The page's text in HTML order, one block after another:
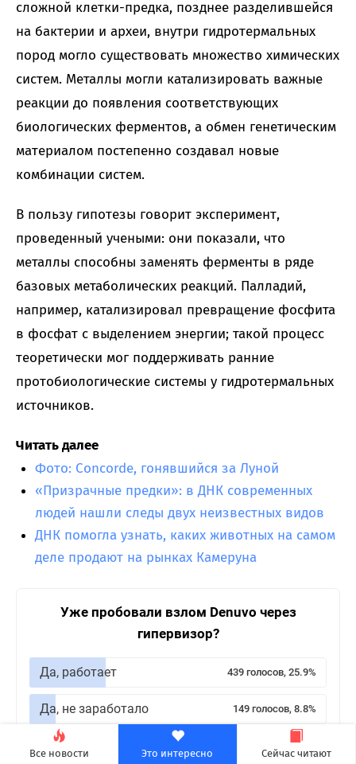
Все новости Это интересно Сейчас читают
сложной клетки-предка, позднее разделившейся
на бактерии и археи, внутри гидротермальных
пород могло существовать множество химических
систем. Металлы могли катализировать важные
реакции до появления соответствующих
биологических ферментов, а обмен генетическим
материалом постепенно создавал новые
комбинации систем.
В пользу гипотезы говорит эксперимент,
проведенный учеными: они показали, что
металлы способны заменять ферменты в ряде
базовых метаболических реакций. Палладий,
например, катализировал превращение фосфита
в фосфат с выделением энергии; такой процесс
теоретически мог поддерживать ранние
протобиологические системы у гидротермальных
источников.
Читать далее
Фото: Concorde, гонявшийся за Луной
«Призрачные предки»: в ДНК современных
людей нашли следы двух неизвестных видов
ДНК помогла узнать, каких животных на самом
деле продают на рынках Камеруна
Уже пробовали взлом Denuvo через
гипервизор?
Да, работает 439 голосов, 25.9%
Да, не заработало 149 голосов, 8.8%
Нет, страшновато 608 голосов, 35.9%